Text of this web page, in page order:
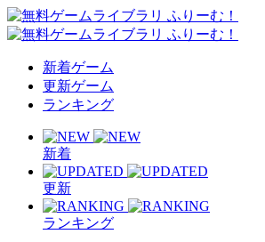
新着ゲーム
更新ゲーム
ランキング
新着
更新
ランキング